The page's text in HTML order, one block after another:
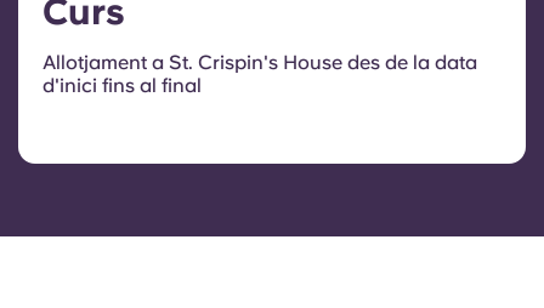
Curs
Allotjament a St. Crispin's House des de la data
d'inici fins al final